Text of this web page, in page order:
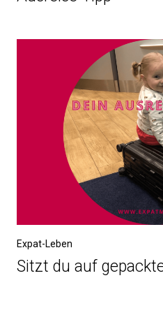
Expat-Leben
Sitzt du auf